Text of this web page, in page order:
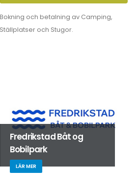
Bokning och betalning av Camping,
Ställplatser och Stugor.
Fredrikstad Båt og
Bobilpark
LÄR MER